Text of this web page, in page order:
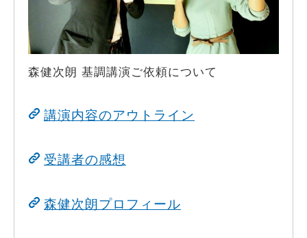
森健次朗 基調講演ご依頼について
講演内容のアウトライン
受講者の感想
森健次朗プロフィール